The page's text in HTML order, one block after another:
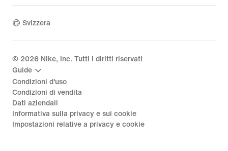
Svizzera
© 2026 Nike, Inc. Tutti i diritti riservati
Guide
Condizioni d'uso
Condizioni di vendita
Dati aziendali
Informativa sulla privacy e sui cookie
Impostazioni relative a privacy e cookie